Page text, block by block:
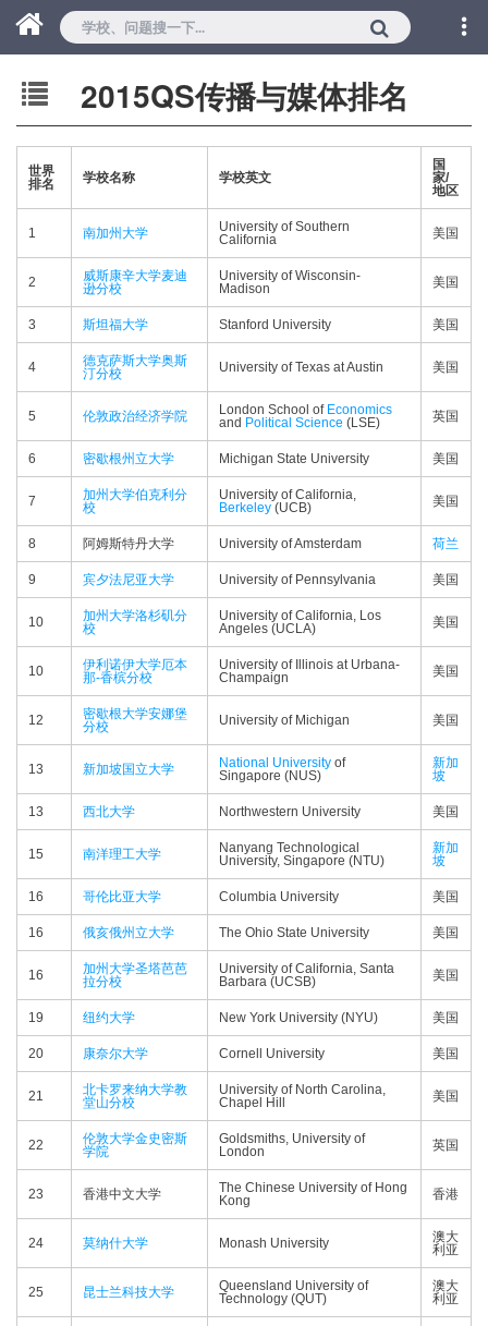
2015QS传播与媒体排名
世界
排名
学校名称 学校英文
国
家/
地区
1 南加州大学
University of Southern
California
美国
2
威斯康辛大学麦迪
逊分校
University of Wisconsin-
Madison
美国
3 斯坦福大学 Stanford University 美国
4
德克萨斯大学奥斯
汀分校
University of Texas at Austin 美国
5 伦敦政治经济学院 London School of Economics
and Political Science (LSE) 英国
6 密歇根州立大学 Michigan State University 美国
7
加州大学伯克利分
校
University of California,
Berkeley (UCB) 美国
8 阿姆斯特丹大学 University of Amsterdam 荷兰
9 宾夕法尼亚大学 University of Pennsylvania 美国
10
加州大学洛杉矶分
校
University of California, Los
Angeles (UCLA)
美国
10
伊利诺伊大学厄本
那-香槟分校
University of Illinois at Urbana-
Champaign
美国
12
密歇根大学安娜堡
分校
University of Michigan 美国
13 新加坡国立大学 National University of
Singapore (NUS)
新加
坡
13 西北大学 Northwestern University 美国
15 南洋理工大学
Nanyang Technological
University, Singapore (NTU)
新加
坡
16 哥伦比亚大学 Columbia University 美国
16 俄亥俄州立大学 The Ohio State University 美国
16
加州大学圣塔芭芭
拉分校
University of California, Santa
Barbara (UCSB)
美国
19 纽约大学 New York University (NYU) 美国
20 康奈尔大学 Cornell University 美国
21
北卡罗来纳大学教
堂山分校
University of North Carolina,
Chapel Hill
美国
22
伦敦大学金史密斯
学院
Goldsmiths, University of
London
英国
23 香港中文大学
The Chinese University of Hong
Kong
香港
24 莫纳什大学 Monash University
澳大
利亚
25 昆士兰科技大学
Queensland University of
Technology (QUT)
澳大
利亚